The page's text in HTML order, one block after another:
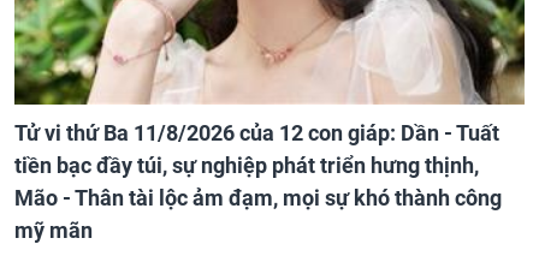
Tử vi thứ Ba 11/8/2026 của 12 con giáp: Dần - Tuất
tiền bạc đầy túi, sự nghiệp phát triển hưng thịnh,
Mão - Thân tài lộc ảm đạm, mọi sự khó thành công
mỹ mãn